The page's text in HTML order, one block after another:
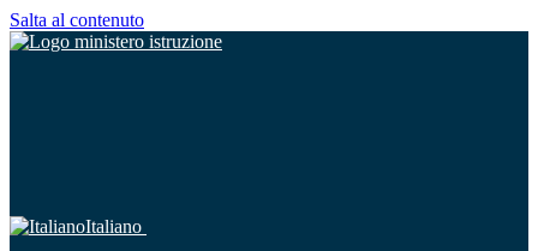
Salta al contenuto
Italiano